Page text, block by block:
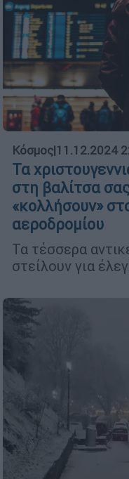
Κόσμος|11.12.2024
Τα
στη βαλίτσα
«κολλήσουν»
αεροδρομίου
Τα τέσσερα
στείλουν για